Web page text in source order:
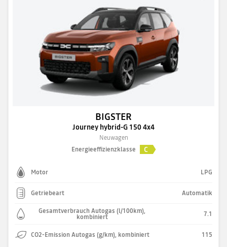
BIGSTER
Journey hybrid-G 150 4x4
Neuwagen
Energieeffizienzklasse
C
Motor LPG
Getriebeart Automatik
Gesamtverbrauch Autogas (l/100km),
kombiniert 7.1
CO2-Emission Autogas (g/km), kombiniert 115